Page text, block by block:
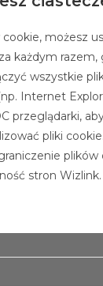
cookie, możesz
każdym
wszystkie
Internet
przeglądarki,
pliki cookie.
stron Wizlink.